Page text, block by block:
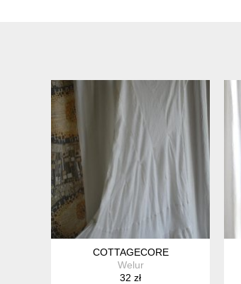
COTTAGECORE
Welur
32 zł